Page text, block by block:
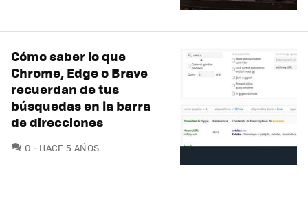
Cómo saber lo que
Chrome, Edge o Brave
recuerdan de tus
búsquedas en la barra
de direcciones
0 COMENTARIOS
HACE 5 AÑOS